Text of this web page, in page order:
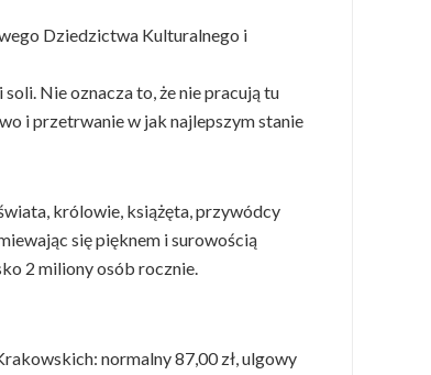
Dziedzictwa Kulturalnego i
Nie oznacza to, że nie pracują tu
i przetrwanie w jak najlepszym stanie
królowie, książęta, przywódcy
się pięknem i surowością
2 miliony osób rocznie.
normalny 87,00 zł, ulgowy